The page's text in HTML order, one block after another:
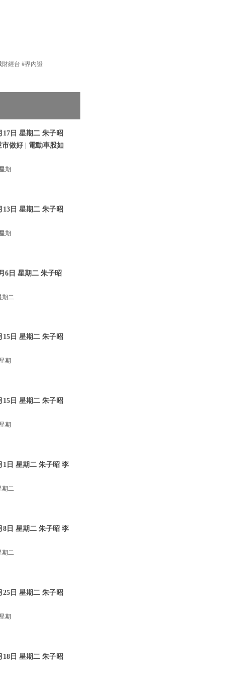
財經台 #界內證
17日 星期二 朱子昭
做好 | 電動車股如
期
13日 星期二 朱子昭
期
6日 星期二 朱子昭
期二
15日 星期二 朱子昭
期
15日 星期二 朱子昭
期
1日 星期二 朱子昭 李
期二
8日 星期二 朱子昭 李
期二
25日 星期二 朱子昭
期
18日 星期二 朱子昭